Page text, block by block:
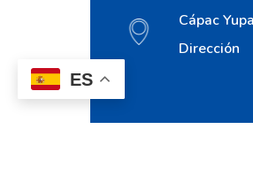
ES
Cápac
Dirección